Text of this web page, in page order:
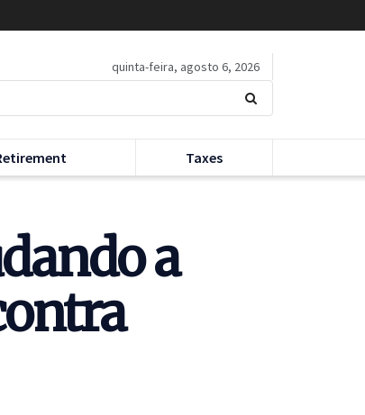
quinta-feira, agosto 6, 2026
Taxes
a